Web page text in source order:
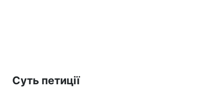
Суть петиції